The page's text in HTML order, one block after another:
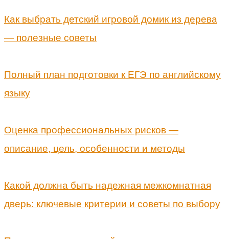
Как выбрать детский игровой домик из дерева
— полезные советы
Полный план подготовки к ЕГЭ по английскому
языку
Оценка профессиональных рисков —
описание, цель, особенности и методы
Какой должна быть надежная межкомнатная
дверь: ключевые критерии и советы по выбору